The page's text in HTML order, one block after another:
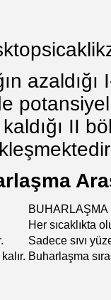
kaldığı II
BUHARLAŞMA
Her sıcaklıkta
Sadece sıvı
Buharlaşma